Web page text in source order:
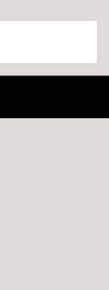
WordPress